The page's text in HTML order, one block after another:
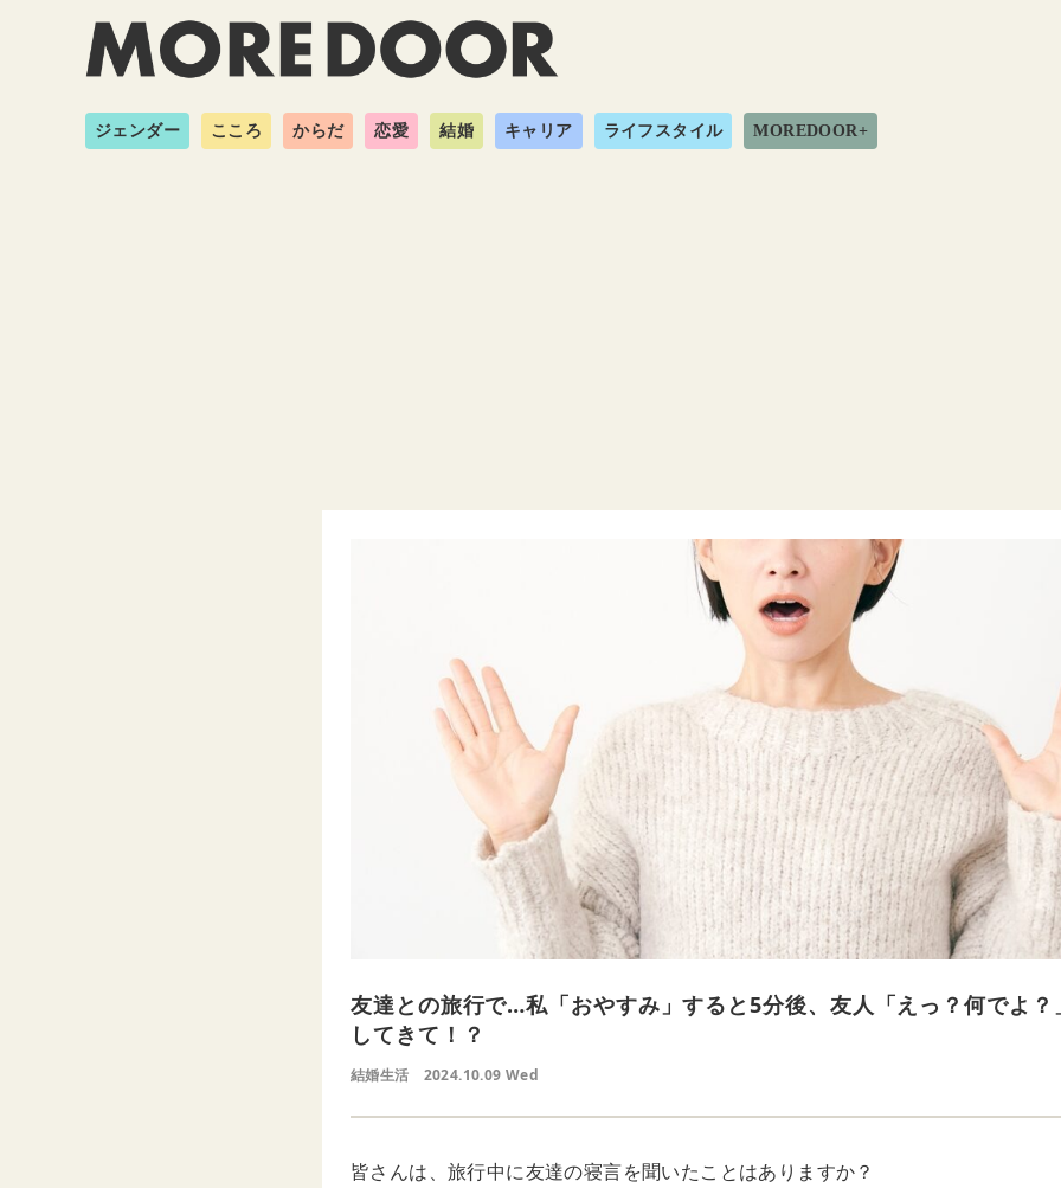
ジェンダー こころ からだ 恋愛 結婚 キャリア ライフスタイル MOREDOOR+
友達との旅行で…私「おやすみ」すると5分後、友人「えっ？何でよ？
してきて！？
結婚生活 2024.10.09 Wed
皆さんは、旅行中に友達の寝言を聞いたことはありますか？